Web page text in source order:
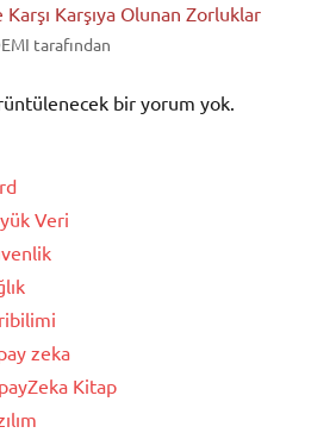
Karşı Karşıya Olunan Zorluklar
tarafından
bir yorum yok.
Veri
zeka
Kitap